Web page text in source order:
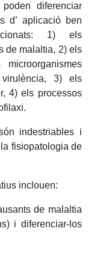
diferenciar
d’ aplicació ben
1) els
de malaltia, 2) els
3) els
4) els processos
indestriables i
fisiopatologia de
inclouen:
de malaltia
i diferenciar-los